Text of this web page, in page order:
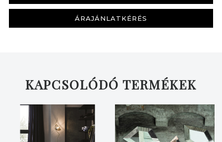
ÁRAJÁNLATKÉRÉS
KAPCSOLÓDÓ TERMÉKEK
KERESÉS